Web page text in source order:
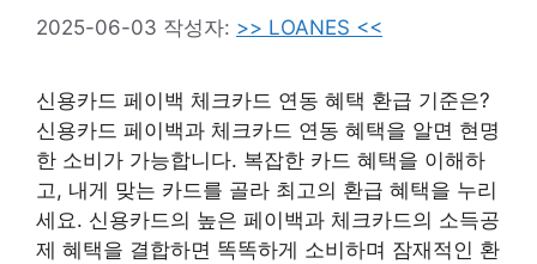
2025-06-03 작성자: >> LOANES <<
신용카드 페이백 체크카드 연동 혜택 환급 기준은?
신용카드 페이백과 체크카드 연동 혜택을 알면 현명
한 소비가 가능합니다. 복잡한 카드 혜택을 이해하
고, 내게 맞는 카드를 골라 최고의 환급 혜택을 누리
세요. 신용카드의 높은 페이백과 체크카드의 소득공
제 혜택을 결합하면 똑똑하게 소비하며 잠재적인 환